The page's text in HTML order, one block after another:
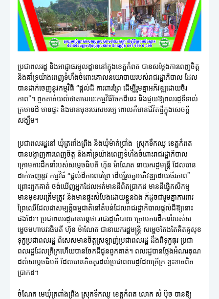
ប្រជាពលរដ្ឋ និងអាជ្ញាធរមូលដ្ឋាននៅក្នុងខេត្តកំពត បានសម្តែងការពេញចិត្ត
និងគាំទ្រយ៉ាងពេញទំហឹងចំពោះគោលនយោបាយរបស់រាជរដ្ឋាភិបាល ដែល
បានដាក់ចេញនូវកម្មវិធី “ផ្តល់ដី ការពារព្រៃ ដើម្បីរួមគ្នាអភិវឌ្ឍដោយចីរ
ភាព”។ ពួកគាត់យល់ថាតាមរយៈកម្មវិធីចែកដីនេះ និងជួយឱ្យពលរដ្ឋទីទាល់
ក្រមានដី មានផ្ទះ និងមានមុខរបរសមរម្យ ពោលគឺមានជីវិតថ្មីក្នុងសេចក្តី
សង្ឃឹម។
ប្រជាពលរដ្ឋនៅ ឃុំត្រពាំងព្រីង និងឃុំម៉ាក់ប្រាំង ស្រុកទឹកឈូ ខេត្តកំពត
បានបង្ហាញការពេញចិត្ត និងគាំទ្រយ៉ាងពេញទំហឹងចំពោះរាជរដ្ឋាភិបាល
ក្រោមការដឹកនាំរបស់សម្តេចធិបតី ហ៊ុន ម៉ាណែត នាយករដ្ឋមន្ត្រី ដែលបាន
ដាក់ចេញនូវ កម្មវិធី “ផ្តល់ដីការពារព្រៃ ដើម្បីរួមគ្នាអភិវឌ្ឍដោយចីរភាព”
ព្រោះពួកគាត់ ចង់ឃើញអ្នកដែលអត់មានដីពិតប្រាកដ មានដីធ្វើកសិកម្ម
មានមុខរបរត្រឹមត្រូវ និងមានផ្ទះសំបែងដោយខ្លួនឯង ក៏ដូចជារួមគ្នាការពារ
ព្រៃឈើដែលជាសម្បត្តិធម្មជាតិនៅតំបន់ដែលរាជរដ្ឋាភិបាលផ្តល់ដីឱ្យនោះ
ផងដែរ។ ប្រជាពលរដ្ឋបានបន្តថា រាជរដ្ឋាភិបាល ក្រោមការដឹកនាំរបស់ស
ម្តេចមហាបវរធិបតី ហ៊ុន ម៉ាណែត ជានាយករដ្ឋមន្ត្រី សម្តេចតែងតែគិតគូសុខ
ទុក្ខប្រជាពលរដ្ឋ ពិសេសមានចិត្តស្រឡាញ់ប្រជាពលរដ្ឋ ដឹងពីទុក្ខធុរៈប្រជា
ពលរដ្ឋដែលក្រីក្រហើយបានចែកដីជូនពួកគាត់។ ពលរដ្ឋបានថ្លែងអំណរគុណ
ដល់សម្តេចធិបតី ដែលបានគិតគូរដល់ប្រជាពលរដ្ឋដែលក្រីក្រ ខ្វះខាតពិត
ប្រាកដ។
ចំណែក មេឃុំត្រពាំងព្រីង ស្រុកទឹកឈូ ខេត្តកំពត លោក សំ ប៉ិច បានឱ្យ